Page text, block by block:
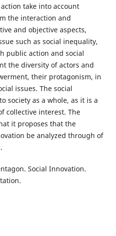
take into account
the interaction and
and objective aspects,
such as social inequality,
public action and social
the diversity of actors and
their protagonism, in
issues. The social
society as a whole, as it is a
collective interest. The
it proposes that the
be analyzed through of
Social Innovation.